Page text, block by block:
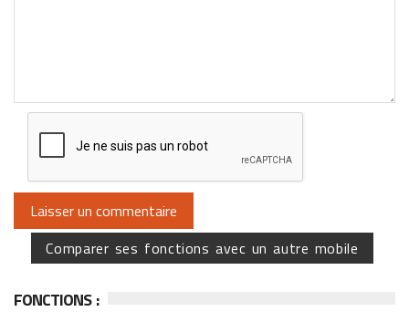
Comparer ses fonctions avec un autre mobile
FONCTIONS :